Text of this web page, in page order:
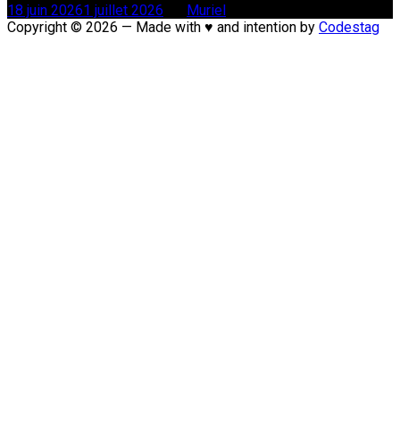
18 juin 20261 juillet 2026
Muriel
Copyright © 2026 — Made with ♥ and intention by Codestag